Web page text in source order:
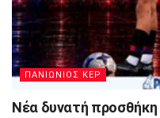
ΠΑΝΙΩΝΙΟΣ ΚΕΡ
Νέα δυνατή προσθήκη